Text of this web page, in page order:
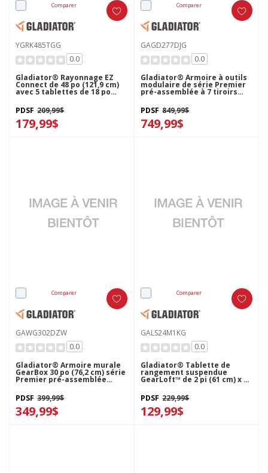
Comparer
YGRK485TGG
0.0
Gladiator® Rayonnage EZ
Connect de 48 po (121,9 cm)
avec 5 tablettes de 18 po
(45,7cm) de profondeur
YGRK485TGG
PDSF 209,99$
179,99$
Comparer
GAGD277DJG
0.0
Gladiator® Armoire à outils
modulaire de série Premier
pré-assemblée à 7 tiroirs
GAGD277DJG
PDSF 849,99$
749,99$
Comparer
GAWG302DZW
0.0
Gladiator® Armoire murale
GearBox 30 po (76,2 cm) série
Premier pré-assemblée
GAWG302DZW
PDSF 399,99$
349,99$
Comparer
GALS24M1KG
0.0
Gladiator® Tablette de
rangement suspendue
GearLoft™ de 2 pi (61 cm) x 4
pi (121.9 cm) GALS24M1KG
PDSF 229,99$
129,99$